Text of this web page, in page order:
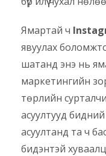
Ямартай ч
явуулах
шатанд энэ нь
маркетингийн
төрлийн
асуултууд
асуултанд та ч
бидэнтэй